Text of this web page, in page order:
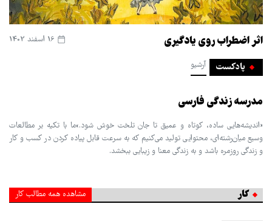
اثر اضطراب روی یادگیری
پادکست آرشیو
مدرسه زندگی فارسی
«اندیشه‌هایی ساده، کوتاه و عمیق تا جان تلخت خوش شود.»ما با تکیه بر مطالعات
وسیع میان‌رشته‌ای، محتوایی تولید می‌کنیم که به سرعت قابل پیاده کردن در کسب و کار
و زندگی روزمره باشد و به زندگی معنا و زیبایی ببخشد.
کار مشاهده همه مطالب کار